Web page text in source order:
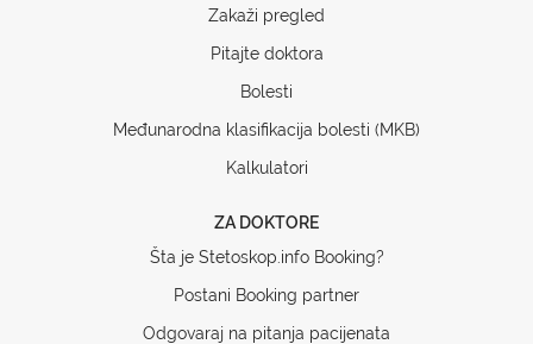
Zakaži pregled
Pitajte doktora
Bolesti
Međunarodna klasifikacija bolesti (MKB)
Kalkulatori
ZA DOKTORE
Šta je Stetoskop.info Booking?
Postani Booking partner
Odgovaraj na pitanja pacijenata